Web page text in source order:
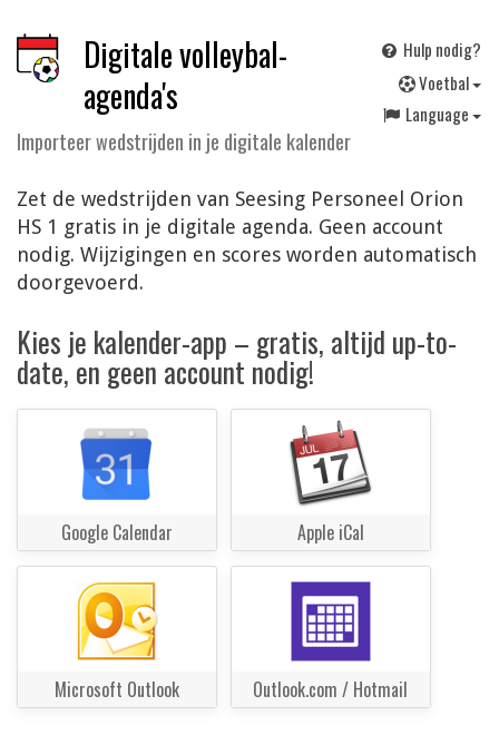
Digitale volleybal-
agenda's
Importeer wedstrijden in je digitale kalender
Hulp nodig?
Voetbal
Language
Zet de wedstrijden van Seesing Personeel Orion
HS 1 gratis in je digitale agenda. Geen account
nodig. Wijzigingen en scores worden automatisch
doorgevoerd.
Kies je kalender-app – gratis, altijd up-to-
date, en geen account nodig!
Google Calendar Apple iCal
Microsoft Outlook Outlook.com / Hotmail